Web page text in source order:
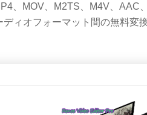
、MOV、M2TS、M4V、AAC
ィオフォーマット間の無料変